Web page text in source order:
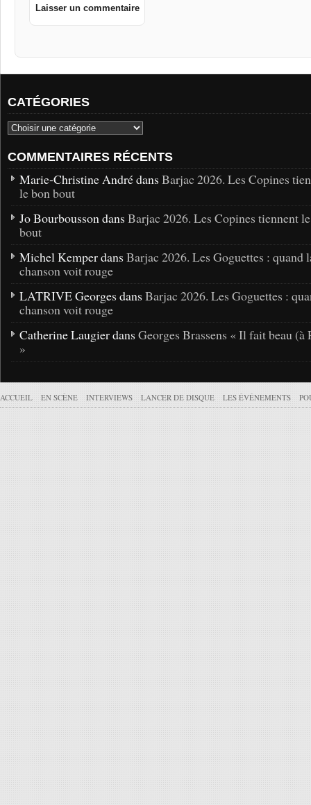
CATÉGORIES
COMMENTAIRES RÉCENTS
Marie-Christine André dans Barjac 2026. Les Copines
le bon bout
Jo Bourbousson dans Barjac 2026. Les Copines tiennent
bout
Michel Kemper dans Barjac 2026. Les Goguettes : quand
chanson voit rouge
LATRIVE Georges dans Barjac 2026. Les Goguettes :
chanson voit rouge
Catherine Laugier dans Georges Brassens « Il fait beau (à
»
ACCUEIL EN SCÈNE INTERVIEWS LANCER DE DISQUE LES ÉVÉNEMENTS